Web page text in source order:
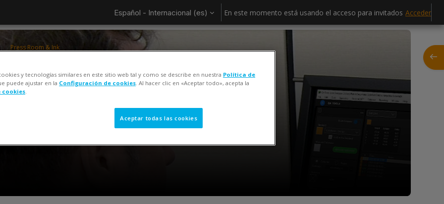
Español - Internacional ‎(es)‎ En este momento está usando el acceso para invitados Acceder
Press Room & Ink
Keiko Piotrowski
y tecnologías similares en este sitio web tal y como se describe en nuestra Política de
puede ajustar en la Configuración de cookies. Al hacer clic en «Aceptar todo», acepta la
cookies.
Aceptar todas las cookies